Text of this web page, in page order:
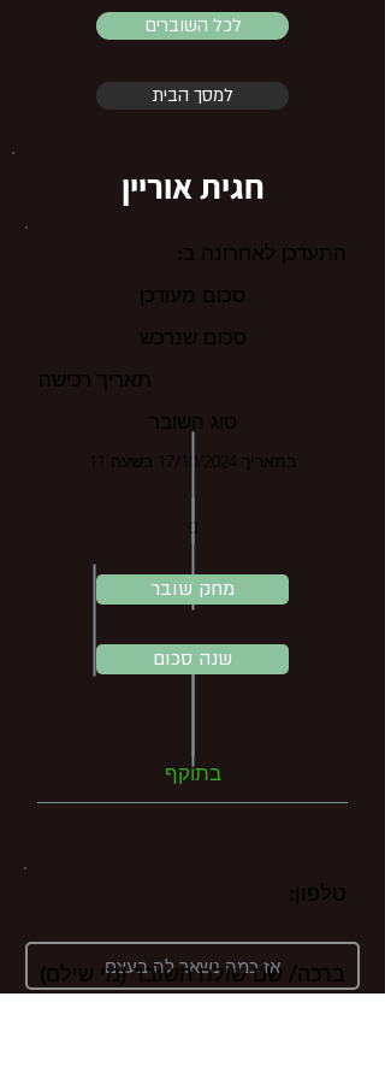
לכל השוברים
למסך הבית
חגית אוריין
התעדכן לאחרונה ב:
סכום מעודכן
סכום שנרכש
תאריך רכישה
סוג השובר
בתאריך 17/10/2024 בשעה 11
0
100
בתוקף
מחק שובר
שנה סכום
טלפון:
ברכה/ שם שולח השובר (מי שילם)